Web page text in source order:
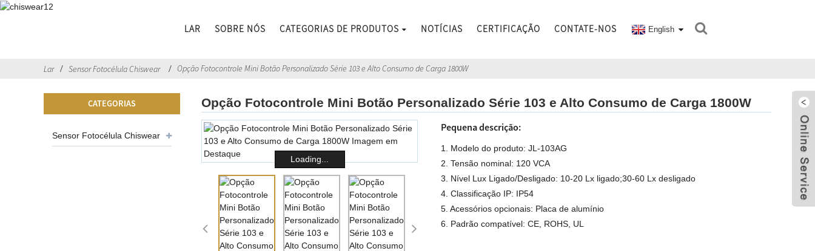
LAR SOBRE NÓS CATEGORIAS DE PRODUTOS NOTÍCIAS CERTIFICAÇÃO CONTATE-NOS English
Lar Sensor Fotocélula Chiswear Opção Fotocontrole Mini Botão Personalizado Série 103 e Alto Consumo de Carga 1800W
CATEGORIAS
Sensor Fotocélula Chiswear
Opção Fotocontrole Mini Botão Personalizado Série 103 e Alto Consumo de Carga 1800W
Loading...
Pequena descrição:
1. Modelo do produto: JL-103AG
2. Tensão nominal: 120 VCA
3. Nível Lux Ligado/Desligado: 10-20 Lx ligado;30-60 Lx desligado
4. Classificação IP: IP54
5. Acessórios opcionais: Placa de alumínio
6. Padrão compatível: CE, ROHS, UL